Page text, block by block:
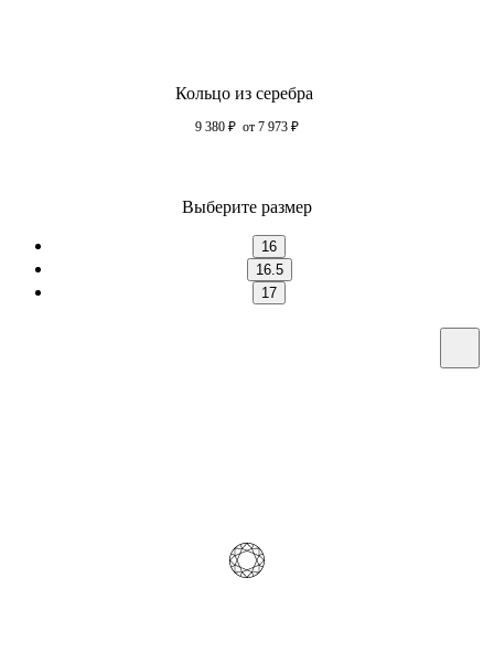
Кольцо из серебра
9 380 ₽ от 7 973 ₽
Выберите размер
16
16.5
17